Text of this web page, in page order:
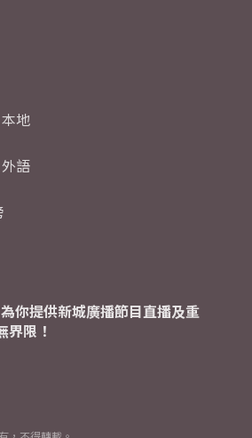
地
語
你提供新城廣播節目直播及重
界限！